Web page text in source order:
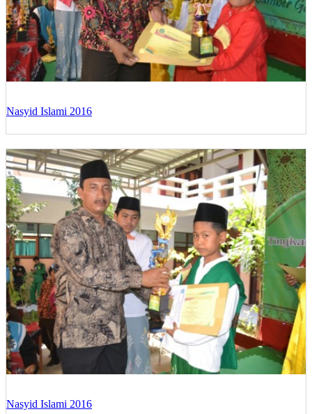
Nasyid Islami 2016
Nasyid Islami 2016